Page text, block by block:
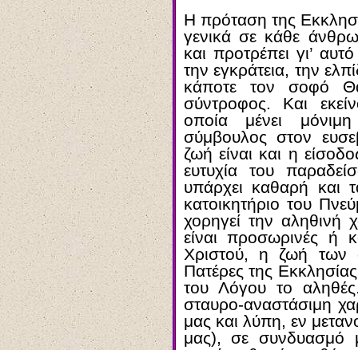
Η πρόταση της
γενικά σε κάθε
και προτρέπει γι’
την εγκράτεια, την
κάποτε τον σοφό
σύντροφος. Και
οποία μένει
σύμβουλος στον
ζωή είναι και η
ευτυχία του
υπάρχει καθαρή και
κατοικητήριο του
χορηγεί την αληθινή
είναι προσωρινές ή
Χριστού, η ζωή των
Πατέρες της
του Λόγου το
σταυρο-αναστάσιμη
μας και λύπη, εν
μας), σε συνδυασμό